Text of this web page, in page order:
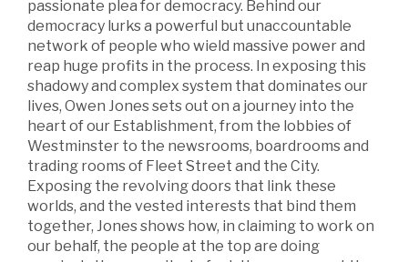
passionate plea for democracy. Behind our
democracy lurks a powerful but unaccountable
network of people who wield massive power and
reap huge profits in the process. In exposing this
shadowy and complex system that dominates our
lives, Owen Jones sets out on a journey into the
heart of our Establishment, from the lobbies of
Westminster to the newsrooms, boardrooms and
trading rooms of Fleet Street and the City.
Exposing the revolving doors that link these
worlds, and the vested interests that bind them
together, Jones shows how, in claiming to work on
our behalf, the people at the top are doing